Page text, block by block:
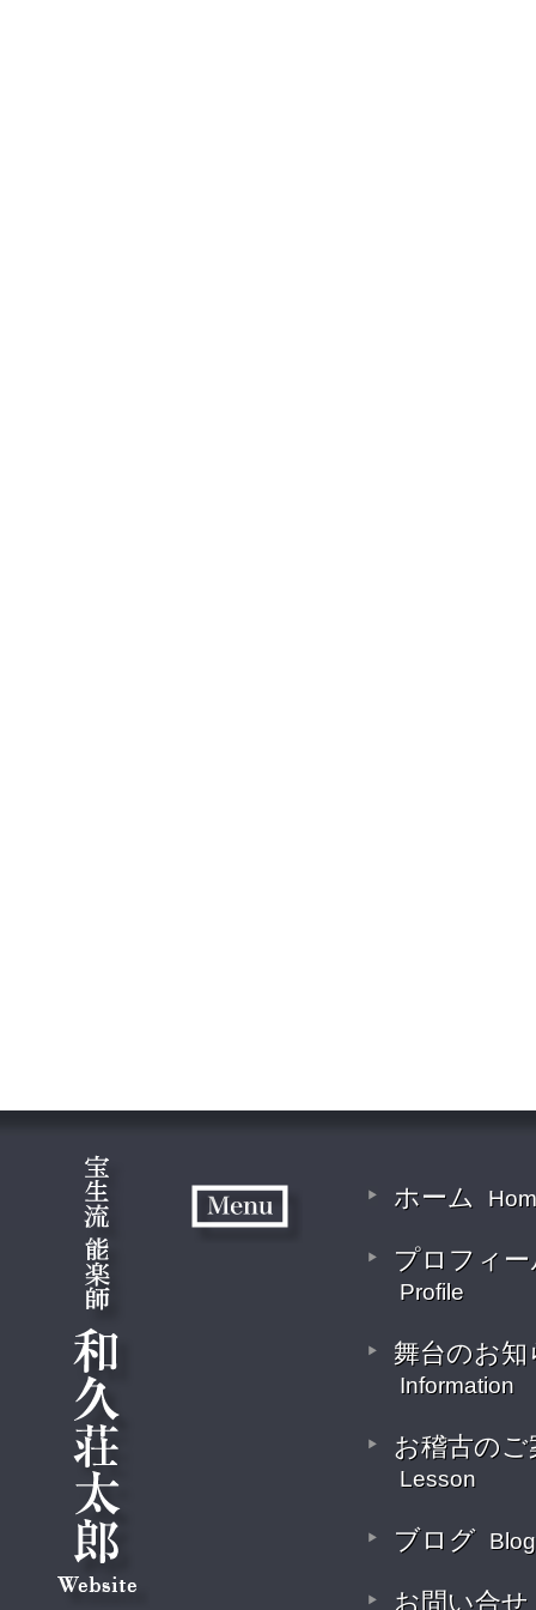
ホーム
プロフィー
Profile
舞台のお知
Information
お稽古のご
Lesson
ブログ Blog
お問い合せ